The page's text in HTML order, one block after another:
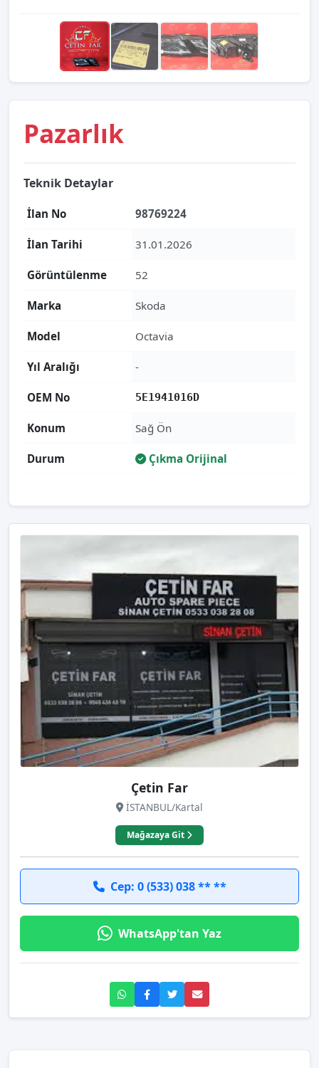
Pazarlık
Teknik Detaylar
İlan No 98769224
İlan Tarihi 31.01.2026
Görüntülenme 52
Marka Skoda
Model Octavia
Yıl Aralığı -
OEM No 5E1941016D
Konum Sağ Ön
Durum Çıkma Orijinal
Çetin Far
İSTANBUL/Kartal
Mağazaya Git
Cep: 0 (533) 038 ** **
WhatsApp'tan Yaz